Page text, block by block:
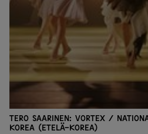
Tero Saarinen: Vortex /
Korea (Etelä-Korea)